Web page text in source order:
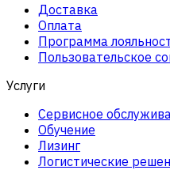
Доставка
Оплата
Программа
Пользовательское
Услуги
Сервисное
Обучение
Лизинг
Логистические